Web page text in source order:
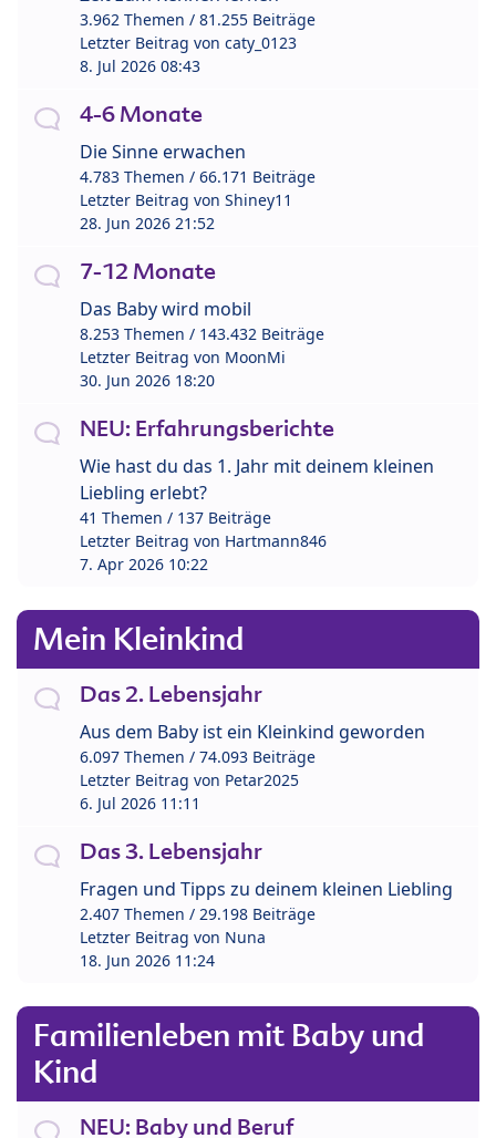
3.962 Themen / 81.255 Beiträge
Letzter Beitrag von caty_0123
8. Jul 2026 08:43
4-6 Monate
Die Sinne erwachen
4.783 Themen / 66.171 Beiträge
Letzter Beitrag von Shiney11
28. Jun 2026 21:52
7-12 Monate
Das Baby wird mobil
8.253 Themen / 143.432 Beiträge
Letzter Beitrag von MoonMi
30. Jun 2026 18:20
NEU: Erfahrungsberichte
Wie hast du das 1. Jahr mit deinem kleinen
Liebling erlebt?
41 Themen / 137 Beiträge
Letzter Beitrag von Hartmann846
7. Apr 2026 10:22
Mein Kleinkind
Das 2. Lebensjahr
Aus dem Baby ist ein Kleinkind geworden
6.097 Themen / 74.093 Beiträge
Letzter Beitrag von Petar2025
6. Jul 2026 11:11
Das 3. Lebensjahr
Fragen und Tipps zu deinem kleinen Liebling
2.407 Themen / 29.198 Beiträge
Letzter Beitrag von Nuna
18. Jun 2026 11:24
Familienleben mit Baby und
Kind
NEU: Baby und Beruf